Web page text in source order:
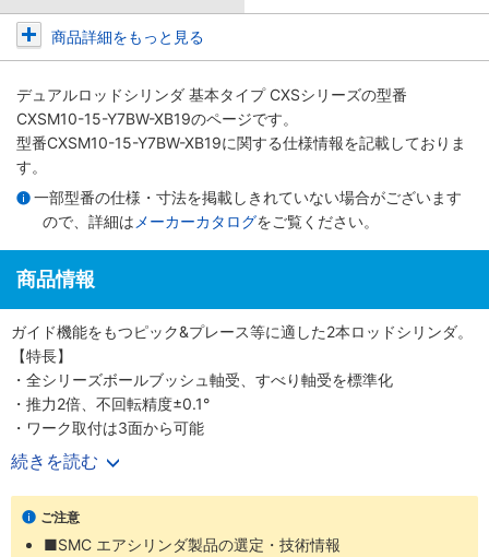
商品詳細をもっと見る
デュアルロッドシリンダ 基本タイプ CXSシリーズの型番
CXSM10-15-Y7BW-XB19のページです。
型番CXSM10-15-Y7BW-XB19に関する仕様情報を記載しておりま
す。
一部型番の仕様・寸法を掲載しきれていない場合がございます
ので、詳細は メーカーカタログをご覧ください。
商品情報
ガイド機能をもつピック&プレース等に適した2本ロッドシリンダ。
【特長】
・全シリーズボールブッシュ軸受、すべり軸受を標準化
・推力2倍、不回転精度±0.1°
・ワーク取付は3面から可能
・ストロークアジャスト0～-5mm
・3方向からの取付けが可能
・全長寸法の増加を最小限に抑えてエアクッション付を実現
続きを読む
ご注意
■SMC エアシリンダ製品の選定・技術情報